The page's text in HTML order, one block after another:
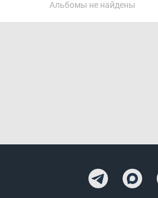
Альбомы не найдены